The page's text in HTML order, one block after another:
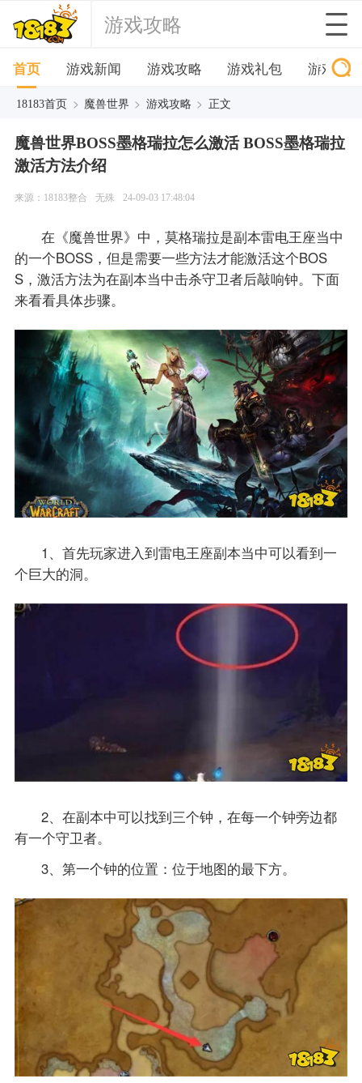
游戏攻略
首页 游戏新闻 游戏攻略 游戏礼包 游戏下
18183首页 > 魔兽世界 > 游戏攻略 > 正文
魔兽世界BOSS墨格瑞拉怎么激活 BOSS墨格瑞拉
激活方法介绍
来源：18183整合 无殊 24-09-03 17:48:04
在《魔兽世界》中，莫格瑞拉是副本雷电王座当中
的一个BOSS，但是需要一些方法才能激活这个BOS
S，激活方法为在副本当中击杀守卫者后敲响钟。下面
来看看具体步骤。
1、首先玩家进入到雷电王座副本当中可以看到一
个巨大的洞。
2、在副本中可以找到三个钟，在每一个钟旁边都
有一个守卫者。
3、第一个钟的位置：位于地图的最下方。